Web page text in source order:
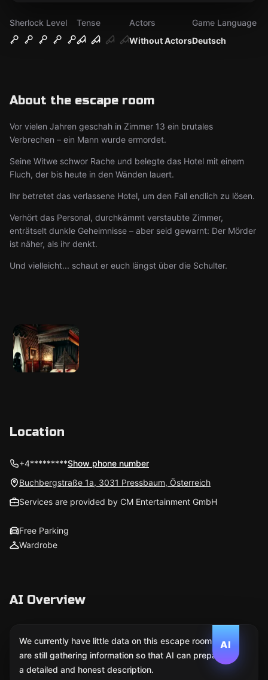
Sherlock Level
Tense
Without Actors
Actors
Deutsch
Game Language
About the escape room
Vor vielen Jahren geschah in Zimmer 13 ein brutales
Verbrechen – ein Mann wurde ermordet.
Seine Witwe schwor Rache und belegte das Hotel mit einem
Fluch, der bis heute in den Wänden lauert.
Ihr betretet das verlassene Hotel, um den Fall endlich zu lösen.
Verhört das Personal, durchkämmt verstaubte Zimmer,
enträtselt dunkle Geheimnisse – aber seid gewarnt: Der Mörder
ist näher, als ihr denkt.
Und vielleicht... schaut er euch längst über die Schulter.
Location
+4*********Show phone number
Buchbergstraße 1a, 3031 Pressbaum, Österreich
Services are provided by CM Entertainment GmbH
Free Parking
Wardrobe
AI Overview
AI
We currently have little data on this escape room. We
are still gathering information so that AI can prepare
a detailed and honest description.